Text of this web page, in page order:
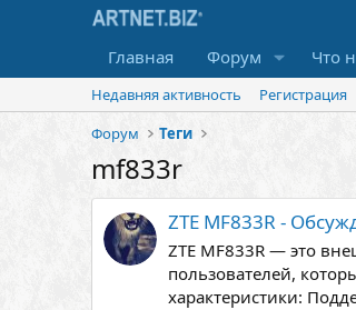
Главная Форум Что
Недавняя активность
Регистрация
Форум
Теги
mf833r
ZTE MF833R -
ZTE MF833R — это
пользователей,
характеристики: